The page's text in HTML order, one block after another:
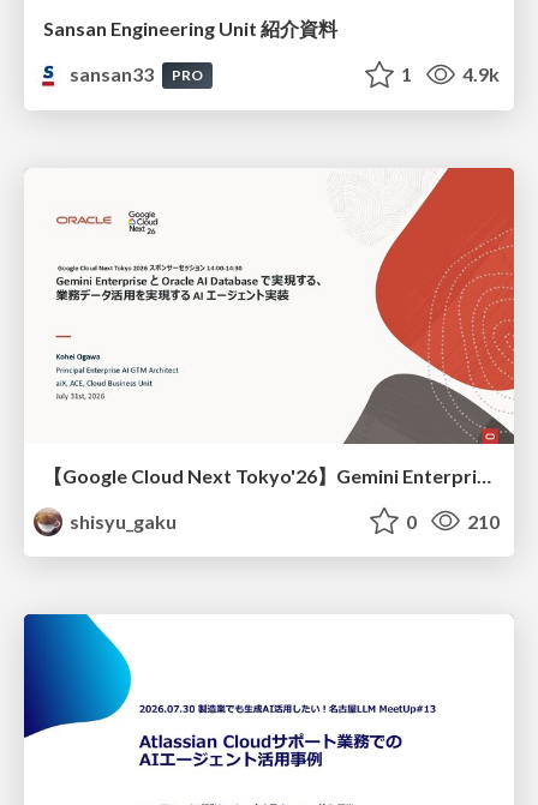
Sansan Engineering Unit 紹介資料
sansan33
PRO 1 4.9k
shisyu_gaku
0 210